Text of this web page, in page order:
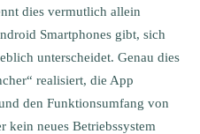
dies vermutlich allein
Smartphones gibt, sich
unterscheidet. Genau dies
realisiert, die App
den Funktionsumfang von
kein neues Betriebssystem